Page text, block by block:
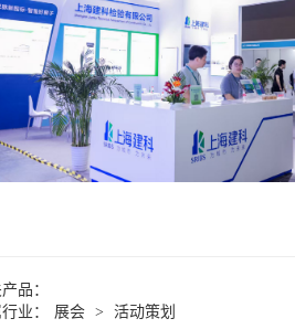
品：
业：
展会 > 活动策划